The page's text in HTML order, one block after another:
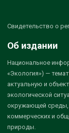
Свидетельство о
Об издании
Национальное
«Экология») —
актуальную и
экологической
окружающей среды,
коммерческих и
природы.